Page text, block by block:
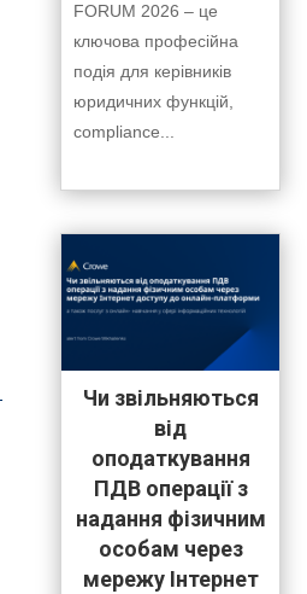
FORUM 2026 – це
ключова професійна
подія для керівників
юридичних функцій,
compliance...
Чи звільняються
від
оподаткування
ПДВ операції з
надання фізичним
особам через
мережу Інтернет